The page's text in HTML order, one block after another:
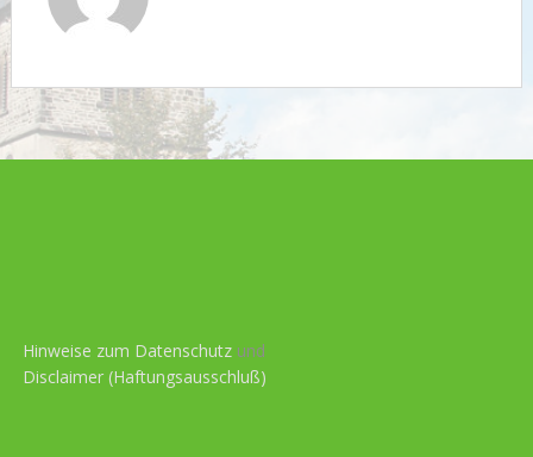
Hinweise zum Datenschutzund
Disclaimer (Haftungsausschluß)